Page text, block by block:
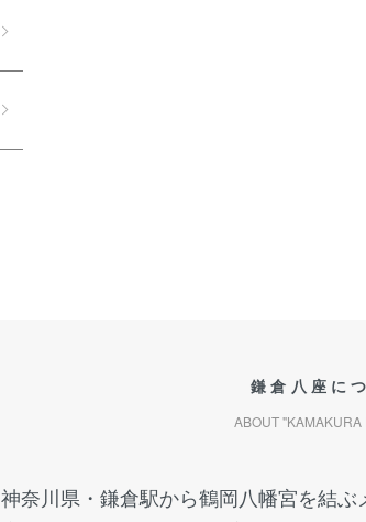
鎌倉八座に
ABOUT "KAMAKURA
神奈川県・鎌倉駅から鶴岡八幡宮を結